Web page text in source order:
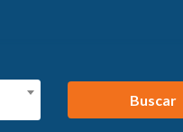
Buscar